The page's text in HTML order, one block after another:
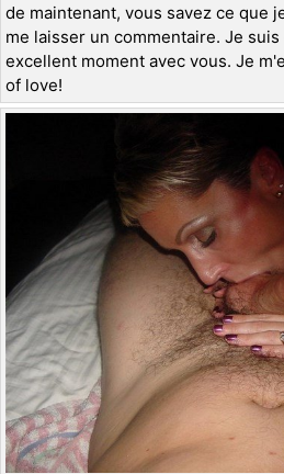
de maintenant, vous savez ce que
me laisser un commentaire. Je
excellent moment avec vous. Je
of love!